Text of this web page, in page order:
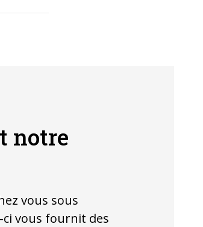
notre
vous sous
vous fournit des